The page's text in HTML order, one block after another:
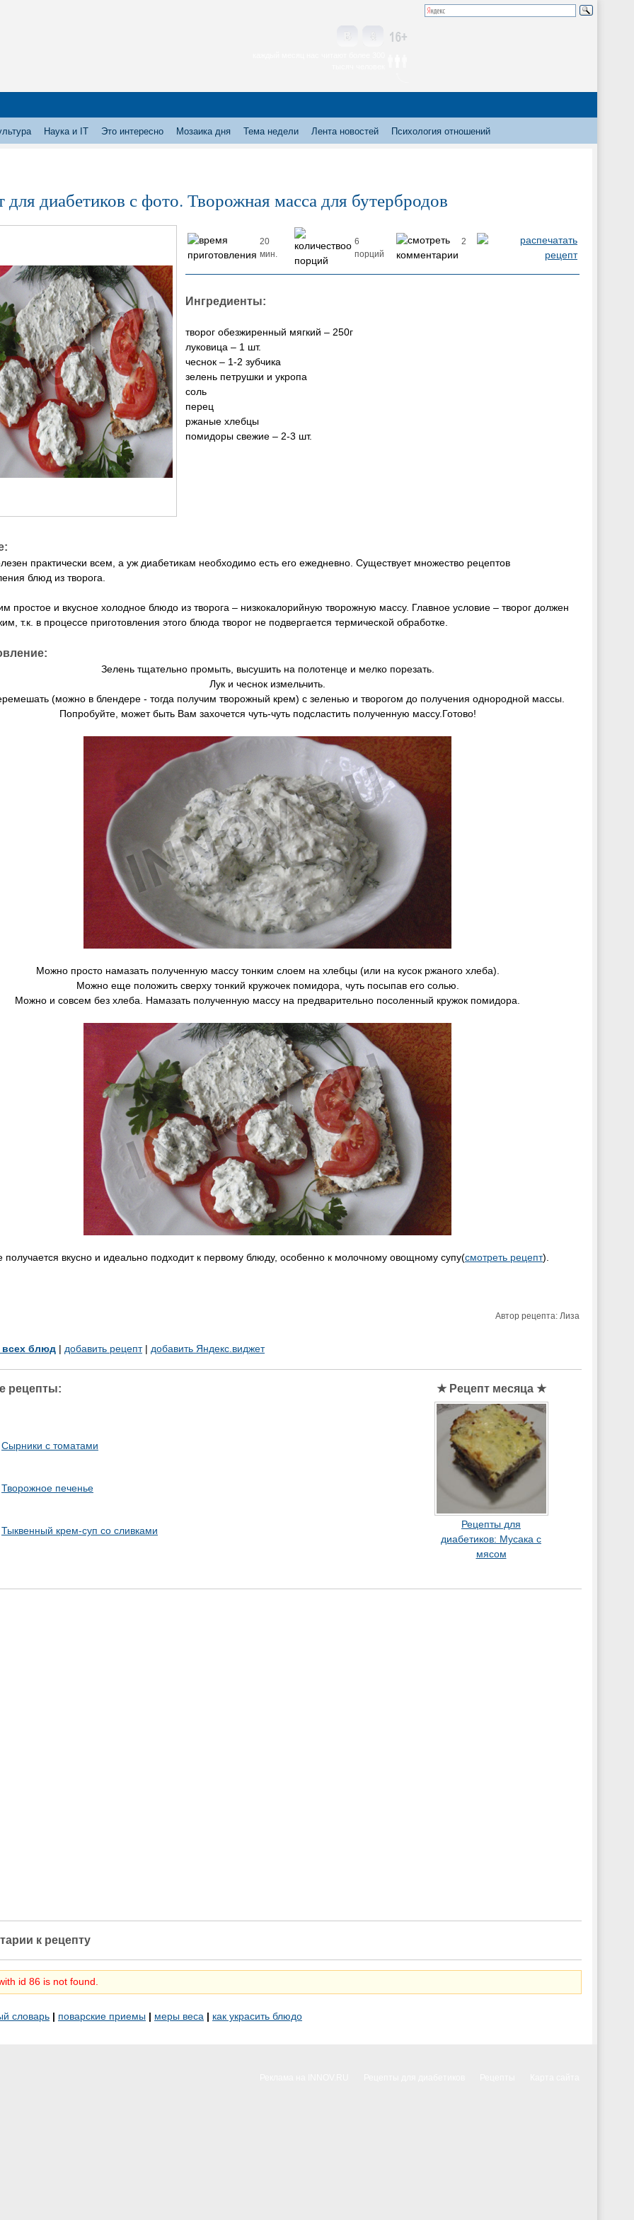
Наука и IT Это интересно Мозаика дня Тема недели Лента новостей Психология отношений
для диабетиков с фото. Творожная масса для бутербродов
20
мин.
6
порций
2
Ингредиенты:
творог обезжиренный мягкий – 250г
луковица – 1 шт.
чеснок – 1-2 зубчика
зелень петрушки и укропа
соль
перец
ржаные хлебцы
помидоры свежие – 2-3 шт.
практически всем, а уж диабетикам необходимо есть его ежедневно. Существует множество рецептов
блюд из творога.
простое и вкусное холодное блюдо из творога – низкокалорийную творожную массу. Главное условие – творог должен
т.к. в процессе приготовления этого блюда творог не подвергается термической обработке.
Зелень тщательно промыть, высушить на полотенце и мелко порезать.
Лук и чеснок измельчить.
(можно в блендере - тогда получим творожный крем) с зеленью и творогом до получения однородной массы.
Попробуйте, может быть Вам захочется чуть-чуть подсластить полученную массу.Готово!
Можно просто намазать полученную массу тонким слоем на хлебцы (или на кусок ржаного хлеба).
Можно еще положить сверху тонкий кружочек помидора, чуть посыпав его солью.
Можно и совсем без хлеба. Намазать полученную массу на предварительно посоленный кружок помидора.
вкусно и идеально подходит к первому блюду, особенно к молочному овощному супу(смотреть рецепт).
Автор рецепта: Лиза
всех блюд | добавить рецепт| добавить Яндекс.виджет
рецепты: ★ Рецепт месяца ★
Сырники с томатами
Творожное печенье
Тыквенный крем-суп со сливками
Рецепты для
диабетиков: Мусака с
мясом
к рецепту
id 86 is not found.
словарь | поварские приемы | меры веса | как украсить блюдо